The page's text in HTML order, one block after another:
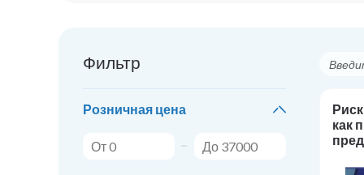
Фильтр
Розничная цена
как